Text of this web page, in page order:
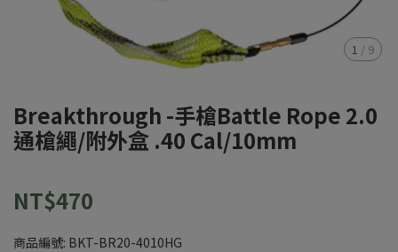
1 / 9
Breakthrough -手槍Battle Rope 2.0
通槍繩/附外盒 .40 Cal/10mm
NT$470
商品編號: BKT-BR20-4010HG